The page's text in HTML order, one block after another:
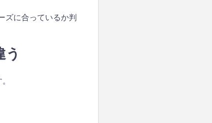
ズに合っているか判